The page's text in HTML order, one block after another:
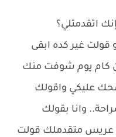
اتقدمتلي؟
غير كده ابقى
كام يوم شوفت منك
عليكي واقولك
وانا بقولك
عريس متقدملك قولت